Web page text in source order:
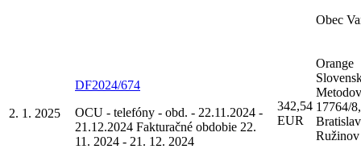
Obec
2. 1. 2025
DF2024/674
OCU - telefóny - obd. - 22.11.2024 -
21.12.2024 Fakturačné obdobie 22.
11. 2024 - 21. 12. 2024
342,54
EUR
Orange
17764/
Ružinov